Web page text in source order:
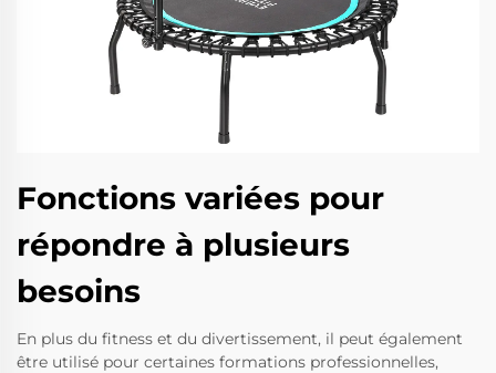
Fonctions variées pour
répondre à plusieurs
besoins
En plus du fitness et du divertissement, il peut également
être utilisé pour certaines formations professionnelles,